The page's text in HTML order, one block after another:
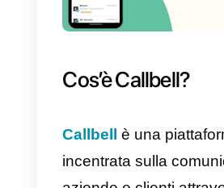
consente di
telefoniche, i
posto.